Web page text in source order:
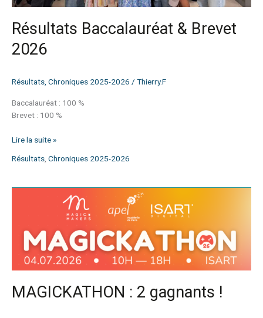
Résultats Baccalauréat & Brevet
2026
Résultats Chroniques 2025-2026 / Thierry.F
Baccalauréat : 100 %
Brevet : 100 %
Lire la suite »
Résultats Chroniques 2025-2026
MAGICKATHON : 2 gagnants !
gagnants